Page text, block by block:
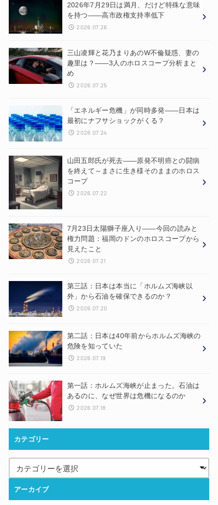
2026年7月29日は満月、だけど特殊な意味
を持つ——高市政権支持率低下
2026.07.26
三山凌輝と花乃まりあのW不倫疑惑、妻の
趣里は？——3人のホロスコープ分析まと
め
2026.07.25
「エネルギー危機」が同時多発——日本は
最初にナフサショックがくる？
2026.07.24
山田五郎氏が死去——原発不明癌との闘病
を終えて～まさに生き様そのままのホロス
コープ
2026.07.22
7月23日太陽獅子座入り——今回の読みと
権力問題：福岡のドンのホロスコープから
見えたこと
2026.07.21
第三話：日本は本当に「ホルムズ海峡以
外」から石油を確保できるのか？
2026.07.20
第二話：日本は40年前からホルムズ海峡の
危険を知っていた
2026.07.19
第一話：ホルムズ海峡が止まった。石油は
あるのに、なぜ世界は危機になるのか
2026.07.18
カテゴリー
アーカイブ